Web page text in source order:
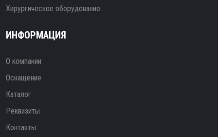
Хирургическое оборудование
ИНФОРМАЦИЯ
О компании
Оснащение
Каталог
Реквизиты
Контакты